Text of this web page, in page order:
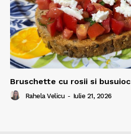
Bruschette cu rosii si busuioc
Rahela Velicu - Iulie 21, 2026